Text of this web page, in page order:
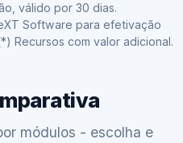
válido por 30 dias.
Software para efetivação
Recursos com valor adicional.
módulos - escolha e